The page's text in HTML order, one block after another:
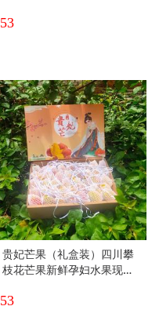
53
贵妃芒果（礼盒装）四川攀
枝花芒果新鲜孕妇水果现货
53